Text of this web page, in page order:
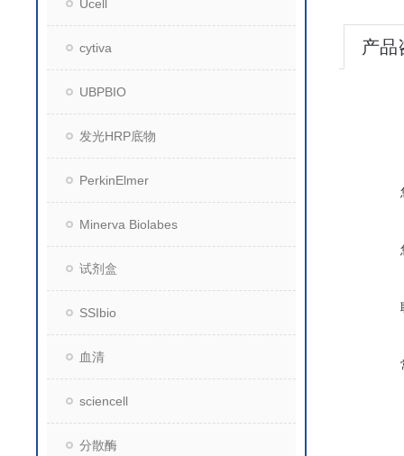
Ucell
cytiva
UBPBIO
发光HRP底物
PerkinElmer
Minerva Biolabes
试剂盒
SSIbio
血清
sciencell
分散酶
产品